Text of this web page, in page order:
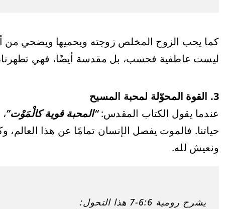
كما يحب الزوج المخلص زوجته ويحميها ويضحي من
ليست عاطفية فحسب، بل مقدسة أيضًا، فهي تطهرنا،
3. القوة المحوّلة لمحبة المسيح
عندما يقول الكتاب المقدس:“المحبة قوية كالْمَوْت”
حياتنا. فالموت يفصل الإنسان تمامًا عن هذا
ونعيش لله.
يشرح رومية 6:6-7 هذا التحول: